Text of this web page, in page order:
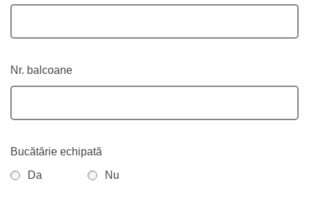
Nr. balcoane
Bucătărie echipată
Da
Nu